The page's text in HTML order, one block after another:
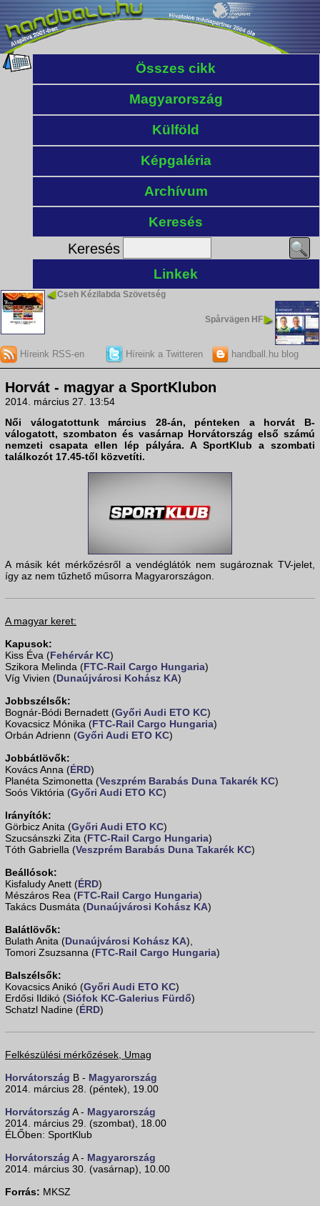
Összes cikk
Magyarország
Külföld
Képgaléria
Archívum
Keresés
Keresés
Linkek
Cseh Kézilabda Szövetség
Spårvägen HF
Híreink RSS-en Híreink a Twitteren handball.hu blog
Horvát - magyar a SportKlubon
2014. március 27. 13:54
Női válogatottunk március 28-án, pénteken a horvát B-
válogatott, szombaton és vasárnap Horvátország első számú
nemzeti csapata ellen lép pályára. A SportKlub a szombati
találkozót 17.45-től közvetíti.
A másik két mérkőzésről a vendéglátók nem sugároznak TV-jelet,
így az nem tűzhető műsorra Magyarországon.
A magyar keret:
Kapusok:
Kiss Éva (Fehérvár KC)
Szikora Melinda (FTC-Rail Cargo Hungaria)
Víg Vivien (Dunaújvárosi Kohász KA)
Jobbszélsők:
Bognár-Bódi Bernadett (Győri Audi ETO KC)
Kovacsicz Mónika (FTC-Rail Cargo Hungaria)
Orbán Adrienn (Győri Audi ETO KC)
Jobbátlövők:
Kovács Anna (ÉRD)
Planéta Szimonetta (Veszprém Barabás Duna Takarék KC)
Soós Viktória (Győri Audi ETO KC)
Irányítók:
Görbicz Anita (Győri Audi ETO KC)
Szucsánszki Zita (FTC-Rail Cargo Hungaria)
Tóth Gabriella (Veszprém Barabás Duna Takarék KC)
Beállósok:
Kisfaludy Anett (ÉRD)
Mészáros Rea (FTC-Rail Cargo Hungaria)
Takács Dusmáta (Dunaújvárosi Kohász KA)
Balátlövők:
Bulath Anita (Dunaújvárosi Kohász KA),
Tomori Zsuzsanna (FTC-Rail Cargo Hungaria)
Balszélsők:
Kovacsics Anikó (Győri Audi ETO KC)
Erdősi Ildikó (Siófok KC-Galerius Fürdő)
Schatzl Nadine (ÉRD)
Felkészülési mérkőzések, Umag
Horvátország B - Magyarország
2014. március 28. (péntek), 19.00
Horvátország A - Magyarország
2014. március 29. (szombat), 18.00
ÉLŐben: SportKlub
Horvátország A - Magyarország
2014. március 30. (vasárnap), 10.00
Forrás: MKSZ